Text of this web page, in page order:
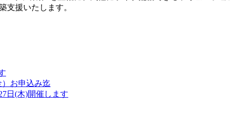
支援いたします。
お申込み迄
日(木)開催します